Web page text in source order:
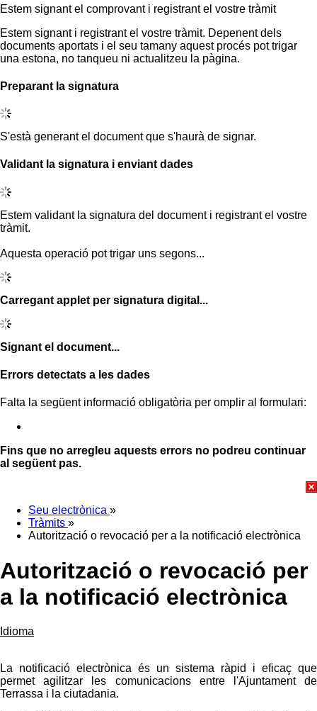
Estem signant el comprovant i registrant el vostre tràmit
Estem signant i registrant el vostre tràmit. Depenent dels
documents aportats i el seu tamany aquest procés pot trigar
una estona, no tanqueu ni actualitzeu la pàgina.
Preparant la signatura
S'està generant el document que s'haurà de signar.
Validant la signatura i enviant dades
Estem validant la signatura del document i registrant el vostre
tràmit.
Aquesta operació pot trigar uns segons...
Carregant applet per signatura digital...
Signant el document...
Errors detectats a les dades
Falta la següent informació obligatòria per omplir al formulari:
Fins que no arregleu aquests errors no podreu continuar
al següent pas.
Seu electrònica »
Tràmits »
Autorització o revocació per a la notificació electrònica
Autorització o revocació per
a la notificació electrònica
Idioma
La notificació electrònica és un sistema ràpid i eficaç que
permet agilitzar les comunicacions entre l'Ajuntament de
Terrassa i la ciutadania.